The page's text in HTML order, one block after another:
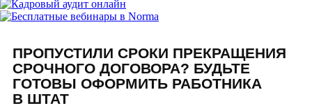
ПРОПУСТИЛИ СРОКИ ПРЕКРАЩЕНИЯ
СРОЧНОГО ДОГОВОРА? БУДЬТЕ
ГОТОВЫ ОФОРМИТЬ РАБОТНИКА
В ШТАТ